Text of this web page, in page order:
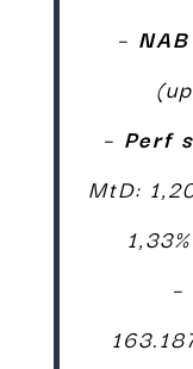
–
– Perf
MtD:
–